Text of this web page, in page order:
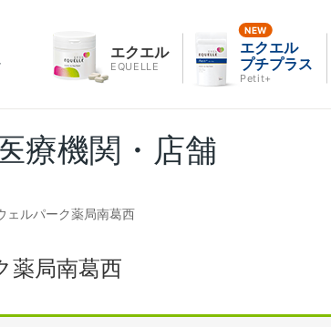
エクエル
EQUELLE
エクエル
プチプラス
Petit+
療機関・店舗
ェルパーク薬局南葛西
薬局南葛西